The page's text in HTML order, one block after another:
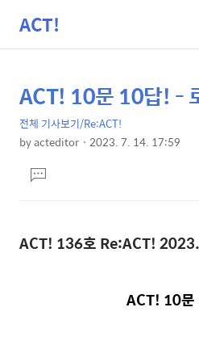
ACT!
상
세
컨
텐
츠
본
문
제
목
ACT! 10문 10답! -
전체 기사보기/Re:ACT!
byacteditor 2023. 7. 14. 17:59
문댓
글
ACT! 136호 Re:ACT!
ACT! 10문